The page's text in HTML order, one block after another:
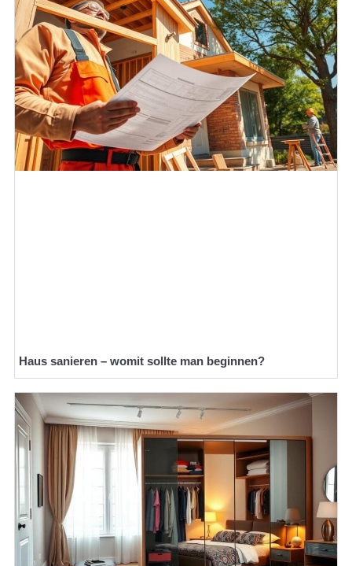
Haus sanieren – womit sollte man beginnen?